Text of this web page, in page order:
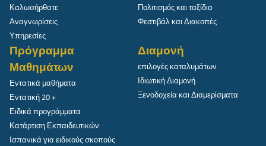
Καλωσήρθατε
Αναγνωρίσεις
Υπηρεσίες
Πολιτισμός και ταξίδια
Φεστιβάλ και Διακοπές
Πρόγραμμα
Μαθημάτων
Εντατικά μαθήματα
Εντατική 20 +
Ειδικά προγράμματα
Κατάρτιση Εκπαιδευτικών
Ισπανικά για ειδικούς σκοπούς
Διαμονή
επιλογές καταλυμάτων
Ιδιωτική Διαμονή
Ξενοδοχεία και Διαμερίσματα